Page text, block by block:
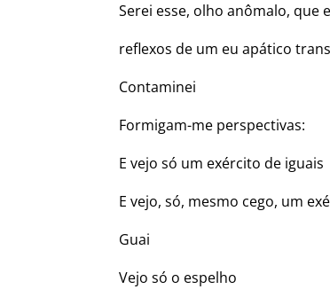
Serei esse, olho anômalo, que
reflexos de um eu apático
Contaminei
Formigam-me perspectivas:
E vejo só um exército de iguais
E vejo, só, mesmo cego, um
Guai
Vejo só o espelho